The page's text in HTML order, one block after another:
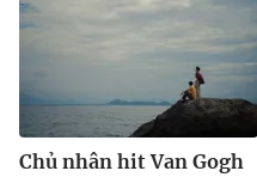
Chủ nhân hit Van Gogh